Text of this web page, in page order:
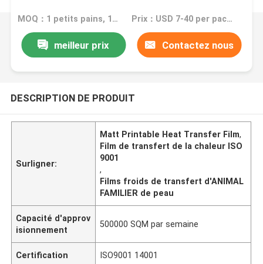
MOQ：1 petits pains, 1 paquets Prix：USD 7-40 per pack/roll
meilleur prix Contactez nous
DESCRIPTION DE PRODUIT
Surligner:
Matt Printable Heat Transfer Film,
Film de transfert de la chaleur ISO
9001
,
Films froids de transfert d'ANIMAL
FAMILIER de peau
Capacité d'approv
isionnement
500000 SQM par semaine
Certification ISO9001 14001